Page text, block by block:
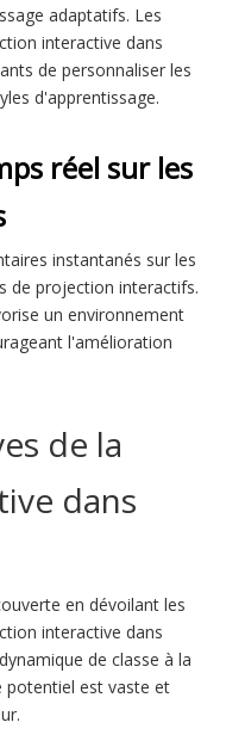
adaptatifs. Les
interactive dans
de personnaliser les
d'apprentissage.
réel sur les
instantanés sur les
de projection interactifs.
un environnement
l'amélioration
de la
dans
en dévoilant les
interactive dans
de classe à la
est vaste et